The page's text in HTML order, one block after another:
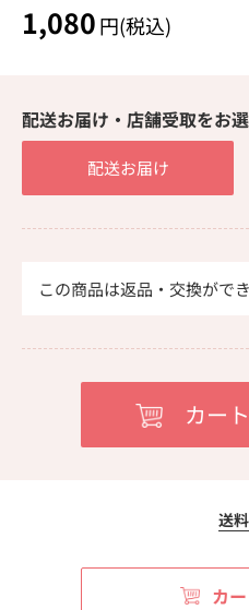
1,080円(税込)
配送お届け・店舗受取をお
配送お届け
この商品は返品・交換がで
送
カ